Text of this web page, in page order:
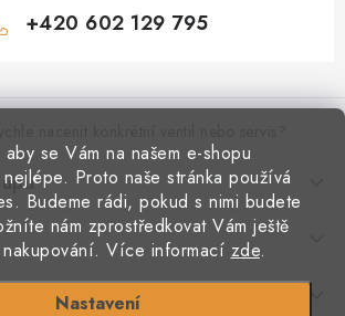
se Vám na našem e-shopu
Proto naše stránka používá
Budeme rádi, pokud s nimi budete
nám zprostředkovat Vám ještě
Více informací zde.
Nastavení
+420 602 129 795
RYCHLOU POPTÁVKU
údajů